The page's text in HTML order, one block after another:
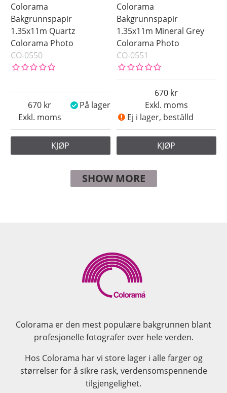
Colorama
Bakgrunnspapir
1.35x11m Quartz
Colorama Photo
CO-0550
Exkl. moms
670 På lager
KJØP
Colorama
Bakgrunnspapir
1.35x11m Mineral Grey
Colorama Photo
CO-0551
Exkl. moms
670
Ej i lager, beställd
KJØP
SHOW MORE
Colorama er den mest populære bakgrunnen blant
profesjonelle fotografer over hele verden.
Hos Colorama har vi store lager i alle farger og
størrelser for å sikre rask, verdensomspennende
tilgjengelighet.